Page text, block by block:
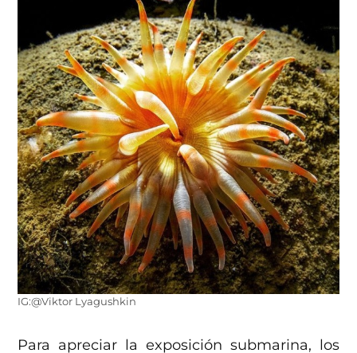
IG:@Viktor Lyagushkin
Para apreciar la exposición submarina, los